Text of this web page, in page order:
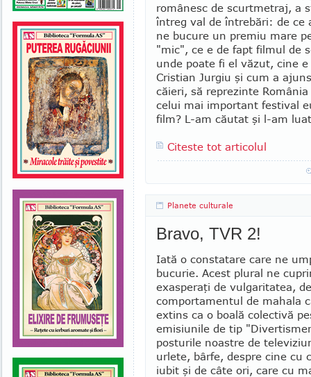
ro­mâ­­nesc de scurtmetraj, a
întreg val de întrebări: de ce
ne bucu­re un premiu mare
"mic", ce e de fapt filmul de
unde poate fi el văzut, cine e
Cristian Jur­giu şi cum a
căieri, să reprezinte
celui mai important festi­val
film? L-am căutat şi l-am
Citeste tot articolul
Planete culturale
Bravo, TVR 2!
Iată o constatare care ne
bucurie. Acest plural ne
exasperaţi de vulgaritatea,
comportamentul de mahala
extins ca o boală colectivă
emisiunile de tip
posturile noastre de
urlete, bârfe, despre cine cu
iubit şi de câte ori, care cu